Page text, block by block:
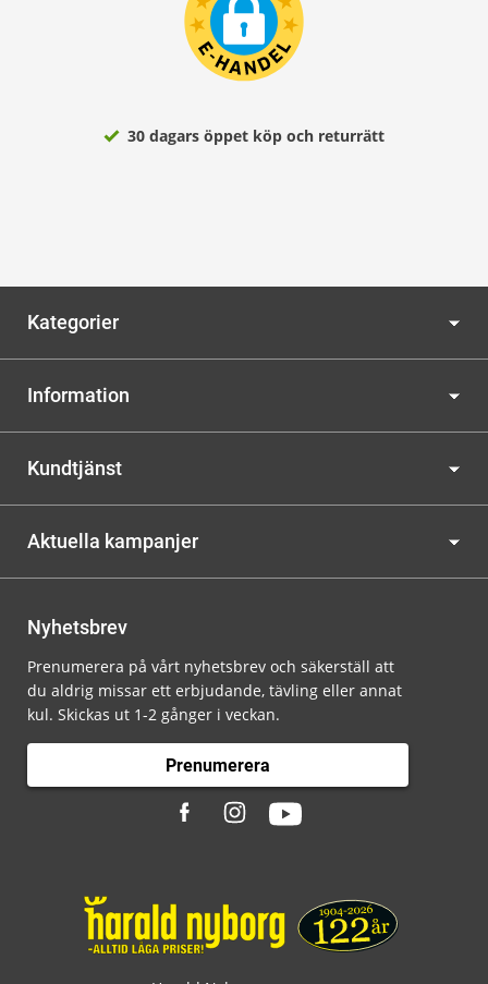
30 dagars öppet köp och returrätt
Kategorier
Information
Kundtjänst
Aktuella kampanjer
Nyhetsbrev
Prenumerera på vårt nyhetsbrev och säkerställ att
du aldrig missar ett erbjudande, tävling eller annat
kul. Skickas ut 1-2 gånger i veckan.
Prenumerera